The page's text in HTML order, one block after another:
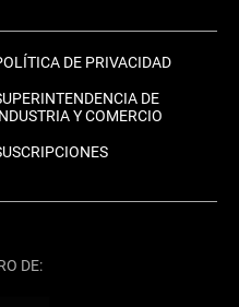
DE PRIVACIDAD
DE
Y COMERCIO
DE: